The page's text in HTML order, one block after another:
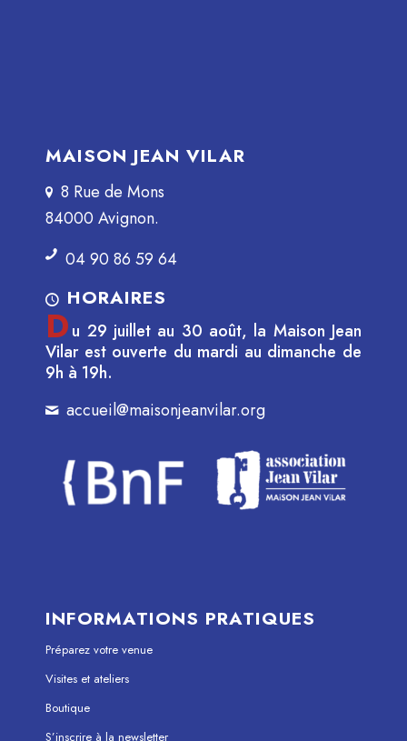
MAISON JEAN VILAR
8 Rue de Mons
84000 Avignon.
04 90 86 59 64
HORAIRES
Du 29 juillet au 30 août, la Maison Jean
Vilar est ouverte du mardi au dimanche de
9h à 19h.
accueil@maisonjeanvilar.org
INFORMATIONS PRATIQUES
Préparez votre venue
Visites et ateliers
Boutique
S’inscrire à la newsletter